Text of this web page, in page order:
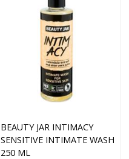
BEAUTY JAR INTIMACY
SENSITIVE INTIMATE WASH
250 ML